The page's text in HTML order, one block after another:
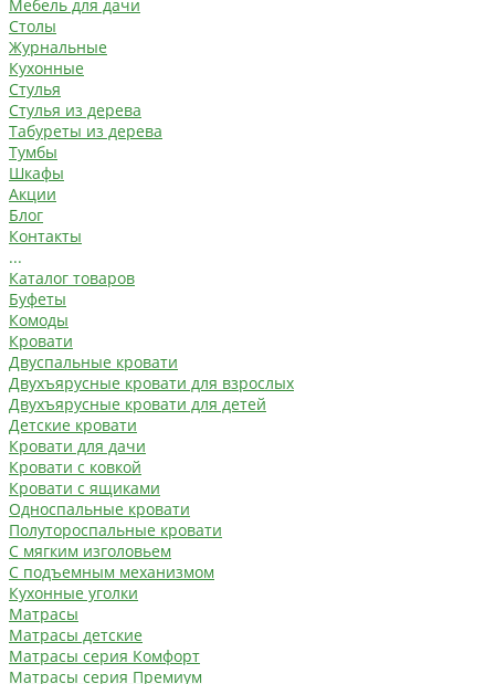
Мебель для дачи
Столы
Журнальные
Кухонные
Стулья
Стулья из дерева
Табуреты из дерева
Тумбы
Шкафы
Акции
Блог
Контакты
...
Каталог товаров
Буфеты
Комоды
Кровати
Двуспальные кровати
Двухъярусные кровати для взрослых
Двухъярусные кровати для детей
Детские кровати
Кровати для дачи
Кровати с ковкой
Кровати с ящиками
Односпальные кровати
Полутороспальные кровати
С мягким изголовьем
С подъемным механизмом
Кухонные уголки
Матрасы
Матрасы детские
Матрасы серия Комфорт
Матрасы серия Премиум